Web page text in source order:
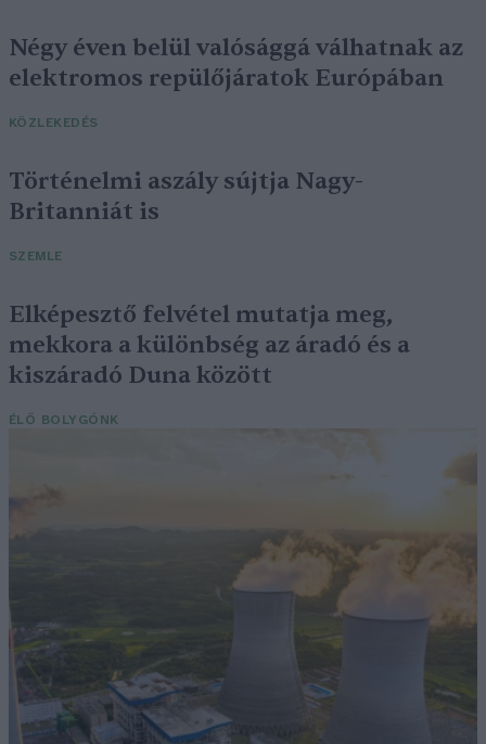
Négy éven belül valósággá válhatnak az
elektromos repülőjáratok Európában
KÖZLEKEDÉS
Történelmi aszály sújtja Nagy-
Britanniát is
SZEMLE
Elképesztő felvétel mutatja meg,
mekkora a különbség az áradó és a
kiszáradó Duna között
ÉLŐ BOLYGÓNK